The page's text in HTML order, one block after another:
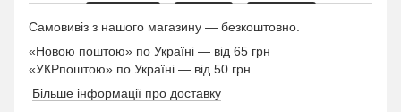
Самовивіз з нашого магазину — безкоштовно.
«Новою поштою» по Україні — від 65 грн
«УКРпоштою» по Україні — від 50 грн.
Більше інформації про доставку